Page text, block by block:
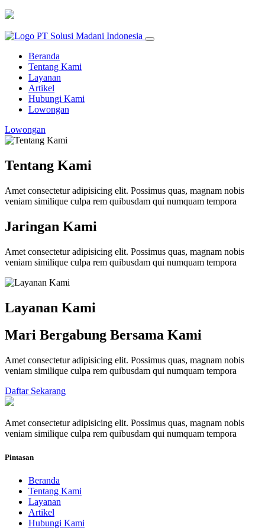
Beranda
Tentang Kami
Layanan
Artikel
Hubungi Kami
Lowongan
Lowongan
Tentang Kami
Amet consectetur adipisicing elit. Possimus quas, magnam nobis
veniam similique culpa rem quibusdam qui numquam tempora
Jaringan Kami
Amet consectetur adipisicing elit. Possimus quas, magnam nobis
veniam similique culpa rem quibusdam qui numquam tempora
Layanan Kami
Mari Bergabung Bersama Kami
Amet consectetur adipisicing elit. Possimus quas, magnam nobis
veniam similique culpa rem quibusdam qui numquam tempora
Daftar Sekarang
Amet consectetur adipisicing elit. Possimus quas, magnam nobis
veniam similique culpa rem quibusdam qui numquam tempora
Pintasan
Beranda
Tentang Kami
Layanan
Artikel
Hubungi Kami